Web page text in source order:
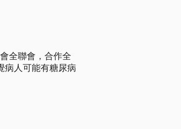
全聯會，合作全
病人可能有糖尿病